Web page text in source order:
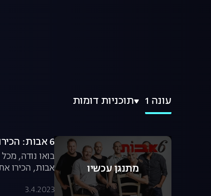
עונה 1 תוכניות דומות
מתנגן עכשיו
6 אבות: הכירו את האבות
אבות, הכירו
3.4.2023